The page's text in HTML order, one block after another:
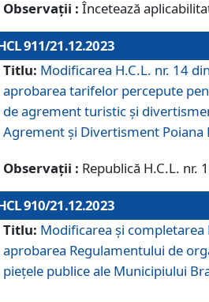
Observații : Încetează
911/21.12.2023
Titlu: Modificarea H.C.L. nr. 14
aprobarea tarifelor percepute
de agrement turistic și
Agrement și Divertisment Poiana
Observații : Republică H.C.L. nr.
910/21.12.2023
Titlu: Modificarea și
aprobarea Regulamentului de
piețele publice ale Municipiului